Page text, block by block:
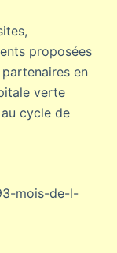
proposées
en
verte
cycle de
mois-de-l-